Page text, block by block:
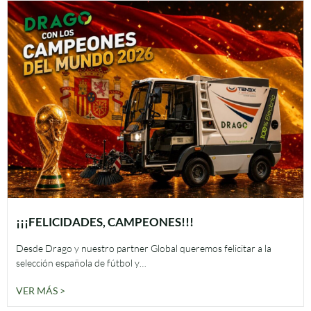
¡¡¡FELICIDADES, CAMPEONES!!!
Desde Drago y nuestro partner Global queremos felicitar a la
selección española de fútbol y…
VER MÁS >